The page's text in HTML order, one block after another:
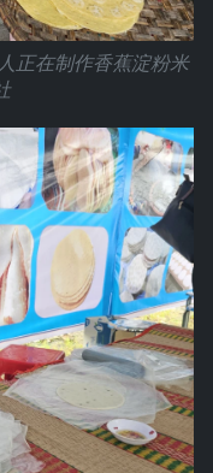
正在制作香蕉淀粉米